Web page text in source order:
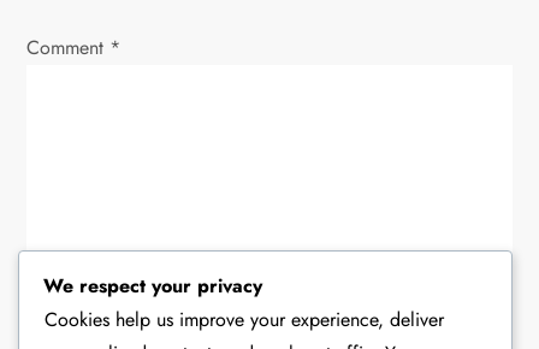
g
i
o
Comment *
We respect your privacy
Cookies help us improve your experience, deliver